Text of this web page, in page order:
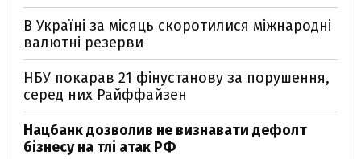
В Україні за місяць скоротилися міжнародні
валютні резерви
НБУ покарав 21 фінустанову за порушення,
серед них Райффайзен
Нацбанк дозволив не визнавати дефолт
бізнесу на тлі атак РФ